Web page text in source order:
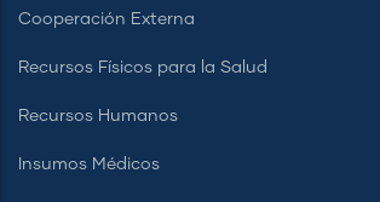
Cooperación Externa
Recursos Físicos para la Salud
Recursos Humanos
Insumos Médicos